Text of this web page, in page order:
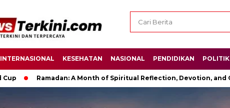
INTERNASIONAL KESEHATAN NASIONAL PENDIDIKAN POLITIK
Ramadan: A Month of Spiritual Reflection, Devotion, and Charity